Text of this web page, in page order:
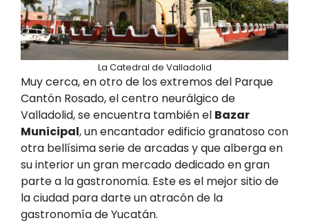
La Catedral de Valladolid
Muy cerca, en otro de los extremos del Parque
Cantón Rosado, el centro neurálgico de
Valladolid, se encuentra también el Bazar
Municipal, un encantador edificio granatoso con
otra bellísima serie de arcadas y que alberga en
su interior un gran mercado dedicado en gran
parte a la gastronomía. Este es el mejor sitio de
la ciudad para darte un atracón de la
gastronomía de Yucatán.